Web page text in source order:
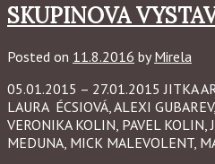
SKUPINOVA
Posted on 11.8.2016 byMirela
05.01.2015 – 27.01.2015 JITKA
LAURA ÉCSIOVÁ, ALEXI
VERONIKA KOLIN, PAVEL KOLIN,
MEDUNA, MICK MALEVOLENT,